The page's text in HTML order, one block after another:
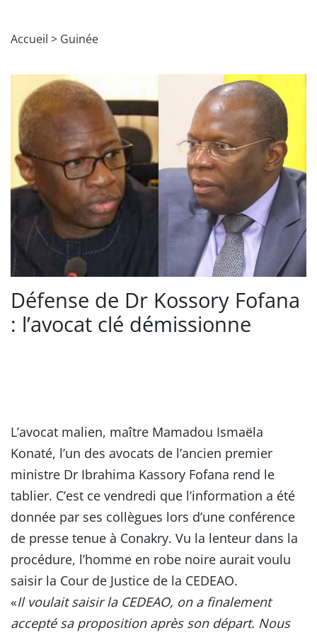
Accueil > Guinée
Défense de Dr Kossory Fofana
: l’avocat clé démissionne
L’avocat malien, maître Mamadou Ismaëla
Konaté, l’un des avocats de l’ancien premier
ministre Dr Ibrahima Kassory Fofana rend le
tablier. C’est ce vendredi que l’information a été
donnée par ses collègues lors d’une conférence
de presse tenue à Conakry. Vu la lenteur dans la
procédure, l’homme en robe noire aurait voulu
saisir la Cour de Justice de la CEDEAO.
«Il voulait saisir la CEDEAO, on a finalement
accepté sa proposition après son départ. Nous